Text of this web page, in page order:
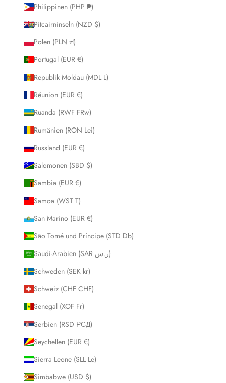
Philippinen (PHP ₱)
Pitcairninseln (NZD $)
Polen (PLN zł)
Portugal (EUR €)
Republik Moldau (MDL L)
Réunion (EUR €)
Ruanda (RWF FRw)
Rumänien (RON Lei)
Russland (EUR €)
Salomonen (SBD $)
Sambia (EUR €)
Samoa (WST T)
San Marino (EUR €)
São Tomé und Príncipe (STD Db)
Saudi-Arabien (SAR ر.س)
Schweden (SEK kr)
Schweiz (CHF CHF)
Senegal (XOF Fr)
Serbien (RSD РСД)
Seychellen (EUR €)
Sierra Leone (SLL Le)
Simbabwe (USD $)